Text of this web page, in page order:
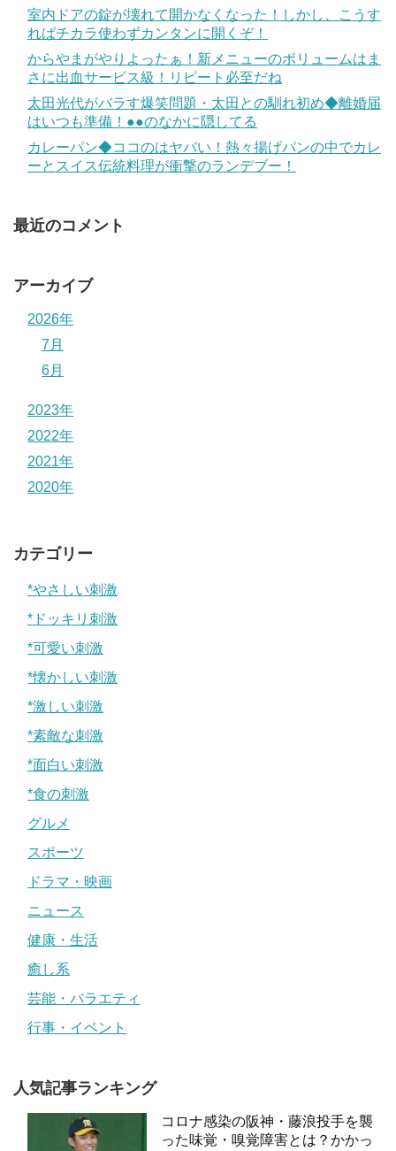
室内ドアの錠が壊れて開かなくなった！しかし、こうす
ればチカラ使わずカンタンに開くぞ！
からやまがやりよったぁ！新メニューのボリュームはま
さに出血サービス級！リピート必至だね
太田光代がバラす爆笑問題・太田との馴れ初め◆離婚届
はいつも準備！●●のなかに隠してる
カレーパン◆ココのはヤバい！熱々揚げパンの中でカレ
ーとスイス伝統料理が衝撃のランデブー！
最近のコメント
アーカイブ
2026年
7月
6月
2023年
2022年
2021年
2020年
カテゴリー
*やさしい刺激
*ドッキリ刺激
*可愛い刺激
*懐かしい刺激
*激しい刺激
*素敵な刺激
*面白い刺激
*食の刺激
グルメ
スポーツ
ドラマ・映画
ニュース
健康・生活
癒し系
芸能・バラエティ
行事・イベント
人気記事ランキング
コロナ感染の阪神・藤浪投手を襲
った味覚・嗅覚障害とは？かかっ